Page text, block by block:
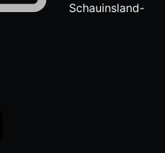
Schauinsland-